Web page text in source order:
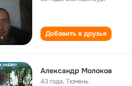
Добавить в друзья
Александр Молоков
43 года,Тюмень